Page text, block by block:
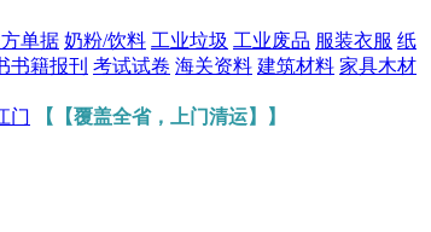
单据 奶粉/饮料 工业垃圾 工业废品 服装衣服 纸
书籍报刊 考试试卷 海关资料 建筑材料 家具木材
门 【【覆盖全省，上门清运】】